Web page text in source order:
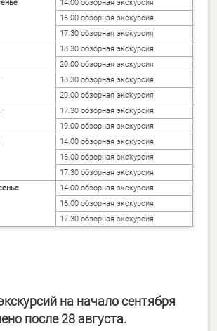
14.00 обзорная экскурсия
16.00 обзорная экскурсия
17.30 обзорная экскурсия
18.30 обзорная экскурсия
20.00 обзорная экскурсия
18.30 обзорная экскурсия
20.00 обзорная экскурсия
17.30 обзорная экскурсия
19.00 обзорная экскурсия
14.00 обзорная экскурсия
16.00 обзорная экскурсия
17.30 обзорная экскурсия
14.00 обзорная экскурсия
16.00 обзорная экскурсия
17.30 обзорная экскурсия
на начало сентября
после 28 августа.